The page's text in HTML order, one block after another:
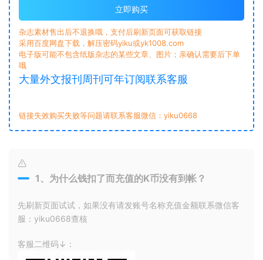
立即购买
杂志素材售出后不退换哦，支付后刷新页面可获取链接
采用百度网盘下载，解压密码yiku或yk1008.com
电子版可能不包含纸版杂志的某些文章、图片；亲确认需要后下单
哦
大量外文报刊周刊可年订阅联系客服
链接失效购买失败等问题请联系客服微信：yiku0668
1、为什么钱扣了而充值的K币没有到帐？
先刷新页面试试，如果没有请发账号名称充值金额联系微信客
服：yiku0668查核
客服二维码↓：